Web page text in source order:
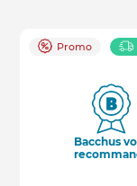
émissivité)
Promo
Bacchus